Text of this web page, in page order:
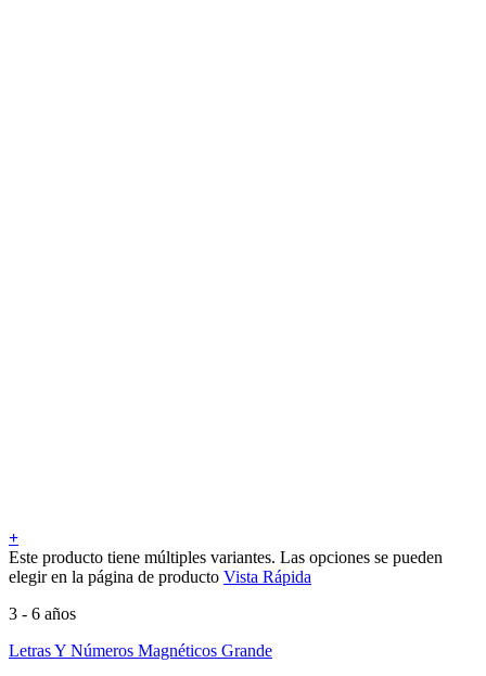
+
Este producto tiene múltiples variantes. Las opciones se pueden
elegir en la página de producto Vista Rápida
3 - 6 años
Letras Y Números Magnéticos Grande